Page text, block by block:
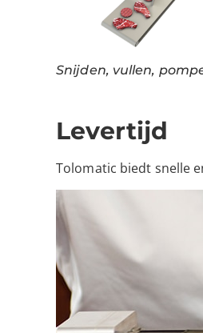
Snijden, vullen,
Levertijd
Tolomatic biedt snelle